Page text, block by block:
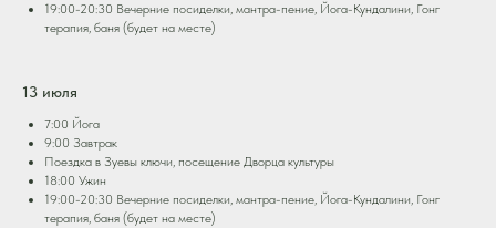
19:00-20:30 Вечерние посиделки, мантра-пение, Йога-Кундалини, Гонг
терапия, баня (будет на месте)
13 июля
7:00 Йога
9:00 Завтрак
Поездка в Зуевы ключи, посещение Дворца культуры
18:00 Ужин
19:00-20:30 Вечерние посиделки, мантра-пение, Йога-Кундалини, Гонг
терапия, баня (будет на месте)